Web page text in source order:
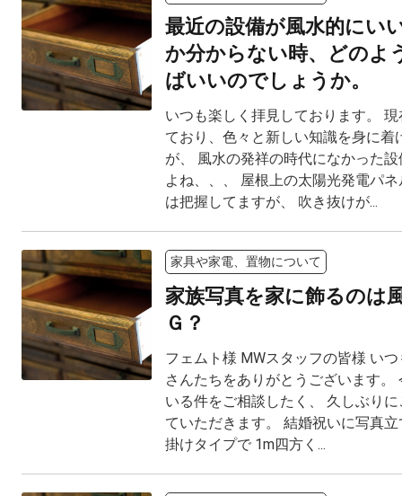
最近の設備が風水的にい
か分からない時、どのよ
ばいいのでしょうか。
いつも楽しく拝見しております。
ており、色々と新しい知識を身に着
が、 風水の発祥の時代になかった
よね、、、 屋根上の太陽光発電パ
は把握してますが、 吹き抜けが...
家具や家電、置物について
家族写真を家に飾るのは
Ｇ？
フェムト様 MWスタッフの皆様 い
さんたちをありがとうございます。
いる件をご相談したく、 久しぶり
ていただきます。 結婚祝いに写真
掛けタイプで 1m四方く...